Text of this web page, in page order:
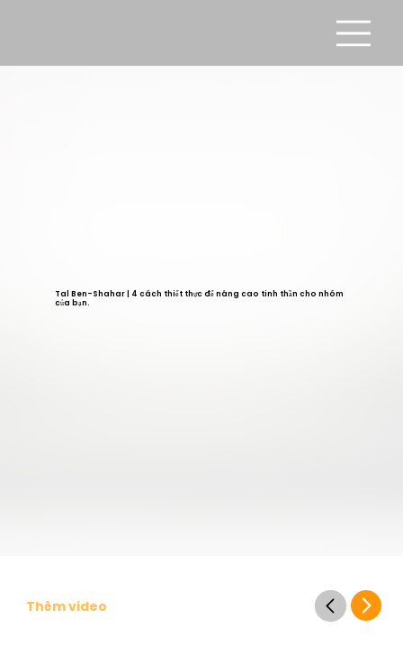
Tal Ben-Shahar | 4 cách thiết thực để nâng cao tinh thần cho nhóm
của bạn.
Thêm video